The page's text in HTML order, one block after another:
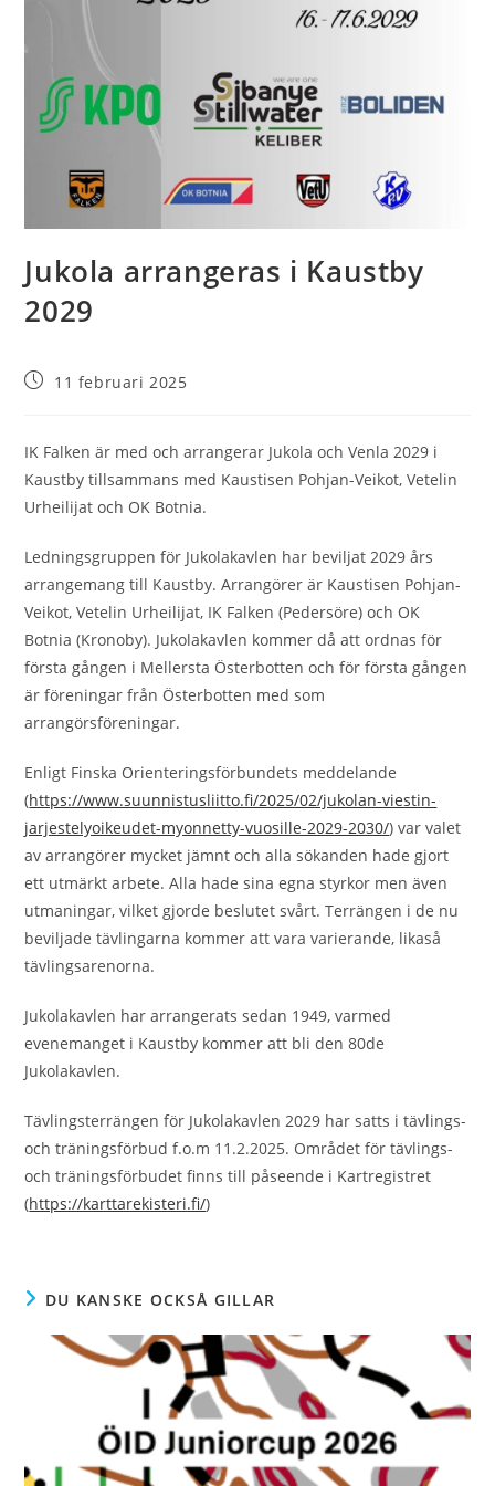
Jukola arrangeras i Kaustby
2029
Inlägget11 februari 2025
IK Falken är med och arrangerar Jukola och Venla 2029 i
Kaustby tillsammans med Kaustisen Pohjan-Veikot, Vetelin
Urheilijat och OK Botnia.
Ledningsgruppen för Jukolakavlen har beviljat 2029 års
arrangemang till Kaustby. Arrangörer är Kaustisen Pohjan-
Veikot, Vetelin Urheilijat, IK Falken (Pedersöre) och OK
Botnia (Kronoby). Jukolakavlen kommer då att ordnas för
första gången i Mellersta Österbotten och för första gången
är föreningar från Österbotten med som
arrangörsföreningar.
Enligt Finska Orienteringsförbundets meddelande
(https://www.suunnistusliitto.fi/2025/02/jukolan-viestin-
jarjestelyoikeudet-myonnetty-vuosille-2029-2030/) var valet
av arrangörer mycket jämnt och alla sökanden hade gjort
ett utmärkt arbete. Alla hade sina egna styrkor men även
utmaningar, vilket gjorde beslutet svårt. Terrängen i de nu
beviljade tävlingarna kommer att vara varierande, likaså
tävlingsarenorna.
Jukolakavlen har arrangerats sedan 1949, varmed
evenemanget i Kaustby kommer att bli den 80de
Jukolakavlen.
Tävlingsterrängen för Jukolakavlen 2029 har satts i tävlings-
och träningsförbud f.o.m 11.2.2025. Området för tävlings-
och träningsförbudet finns till påseende i Kartregistret
(https://karttarekisteri.fi/)
DU KANSKE OCKSÅ GILLAR